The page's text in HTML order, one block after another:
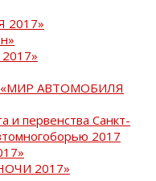
2017»
АВТОМОБИЛЯ
и первенства Санкт-
2017
2017»